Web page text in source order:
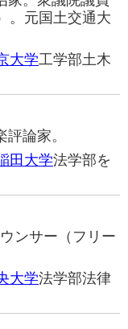
。元国土交通大
大学工学部土木
論家。
田大学法学部を
ンサー（フリー
大学法学部法律